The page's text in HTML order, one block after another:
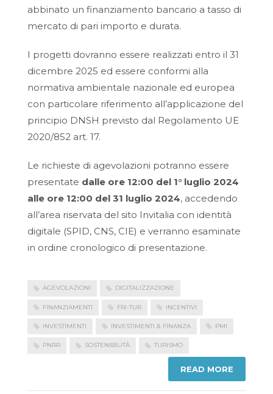
abbinato un finanziamento bancario a tasso di
mercato di pari importo e durata.
I progetti dovranno essere realizzati entro il 31
dicembre 2025 ed essere conformi alla
normativa ambientale nazionale ed europea
con particolare riferimento all’applicazione del
principio DNSH previsto dal Regolamento UE
2020/852 art. 17.
Le richieste di agevolazioni potranno essere
presentate dalle ore 12:00 del 1° luglio 2024
alle ore 12:00 del 31 luglio 2024, accedendo
all’area riservata del sito Invitalia con identità
digitale (SPID, CNS, CIE) e verranno esaminate
in ordine cronologico di presentazione.
AGEVOLAZIONI DIGITALIZZAZIONE
FINANZIAMENTI FRI-TUR INCENTIVI
INVESTIMENTI INVESTIMENTI & FINANZA PMI
PNRR SOSTENIBILITÀ TURISMO
READ MORE